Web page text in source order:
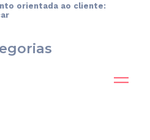
orientada ao cliente: